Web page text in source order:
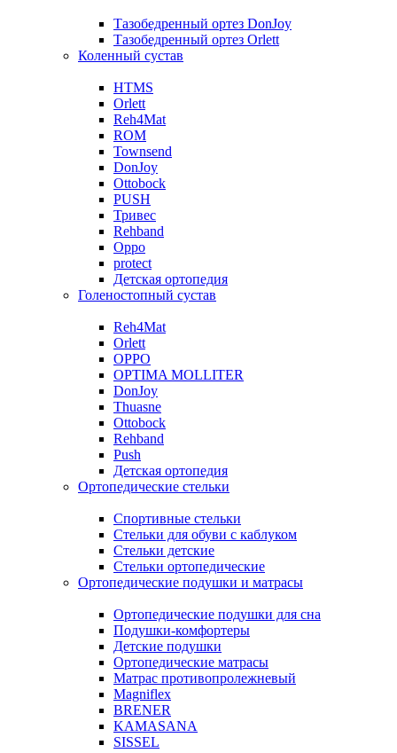
Тазобедренный ортез DonJoy
Тазобедренный ортез Orlett
Коленный сустав
HTMS
Orlett
Reh4Mat
ROM
Townsend
DonJoy
Ottobock
PUSH
Тривес
Rehband
Oppo
protect
Детская ортопедия
Голеностопный сустав
Reh4Mat
Orlett
OPPO
OPTIMA MOLLITER
DonJoy
Thuasne
Ottobock
Rehband
Push
Детская ортопедия
Ортопедические стельки
Спортивные стельки
Стельки для обуви с каблуком
Стельки детские
Стельки ортопедические
Ортопедические подушки и матрасы
Ортопедические подушки для сна
Подушки-комфортеры
Детские подушки
Ортопедические матрасы
Матрас противопролежневый
Magniflex
BRENER
KAMASANA
SISSEL